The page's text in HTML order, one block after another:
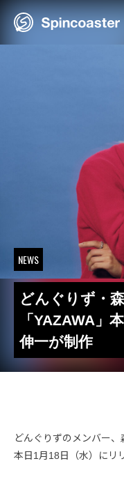
Skip
NEWS
どんぐりず・
「YAZAWA
伸一が制作
どんぐりずのメンバー
本日1月18日（水）にリ